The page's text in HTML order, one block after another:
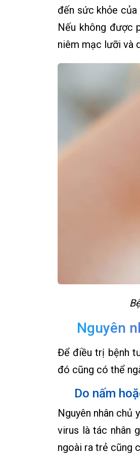
đến sức khỏe của
Nếu không được
niêm mạc lưỡi và
Nguyên
Để điều trị bệnh
đó cũng có thể
Do nấm
Nguyên nhân
virus là tác nhân
ngoài ra trẻ cũng